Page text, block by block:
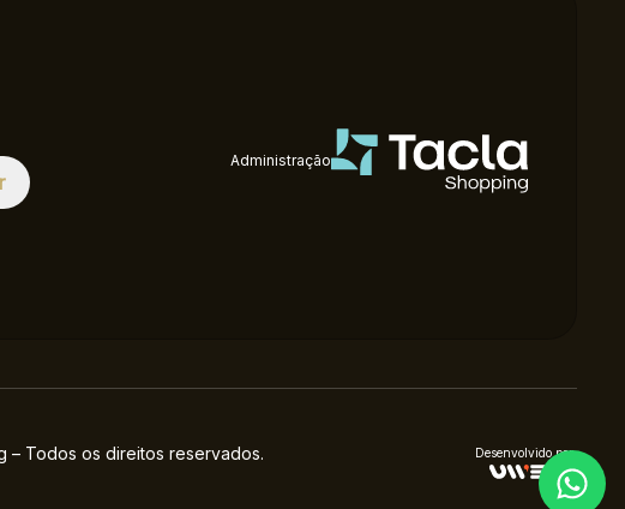
Administração
Todos os direitos reservados. Desenvolvido por: